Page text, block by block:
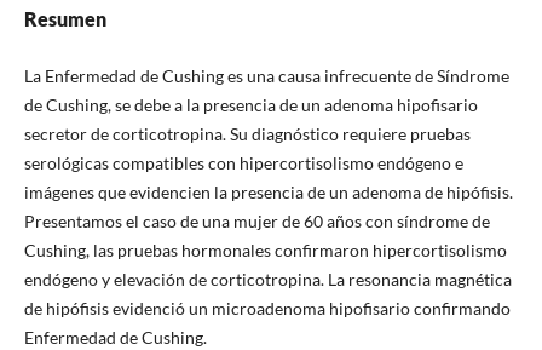
Resumen
La Enfermedad de Cushing es una causa infrecuente de Síndrome
de Cushing, se debe a la presencia de un adenoma hipofisario
secretor de corticotropina. Su diagnóstico requiere pruebas
serológicas compatibles con hipercortisolismo endógeno e
imágenes que evidencien la presencia de un adenoma de hipófisis.
Presentamos el caso de una mujer de 60 años con síndrome de
Cushing, las pruebas hormonales confirmaron hipercortisolismo
endógeno y elevación de corticotropina. La resonancia magnética
de hipófisis evidenció un microadenoma hipofisario confirmando
Enfermedad de Cushing.